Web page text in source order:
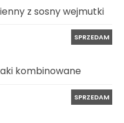
z sosny wejmutki
SPRZEDAM
kombinowane
SPRZEDAM